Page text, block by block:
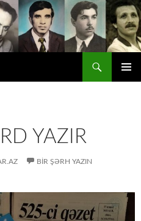
YAZIR
BIR ŞƏRH YAZIN